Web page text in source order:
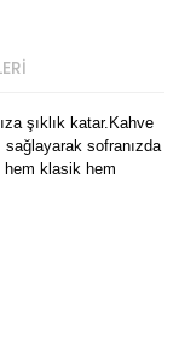
şıklık katar.Kahve
sofranızda
hem klasik hem